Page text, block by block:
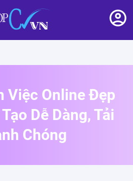
Việc Online Đẹp
Dễ Dàng, Tải
Chóng